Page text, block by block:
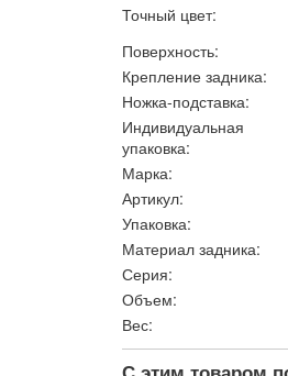
Точный цвет:
Поверхность:
Крепление задника:
Ножка-подставка:
Индивидуальная
упаковка:
Марка:
Артикул:
Упаковка:
Материал задника:
Серия:
Объем:
Вес: